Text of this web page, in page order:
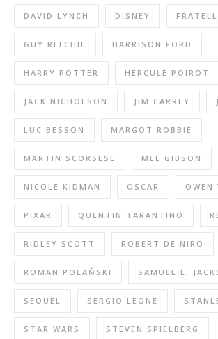
DAVID LYNCH DISNEY
GUY RITCHIE HARRISON FORD
HARRY POTTER HERCULE POIROT
JACK NICHOLSON JIM CARREY
LUC BESSON MARGOT ROBBIE
MARTIN SCORSESE MEL GIBSON
NICOLE KIDMAN OSCAR OWEN
PIXAR QUENTIN TARANTINO
RIDLEY SCOTT ROBERT DE NIRO
ROMAN POLAŃSKI SAMUEL L.
SEQUEL SERGIO LEONE
STAR WARS STEVEN SPIELBERG